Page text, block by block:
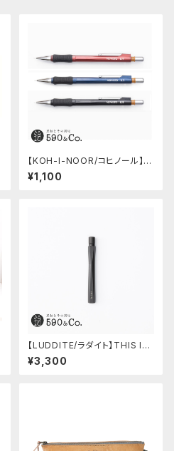
【KOH-I-NOOR/コヒノール】M
ephisto profi 5035シャープ
ペンシル(0.5mm)
¥1,100
【LUDDITE/ラダイト】THIS IN
DUSTRIAL 芯ケース2 (Facto
ry Model BK)
¥3,300